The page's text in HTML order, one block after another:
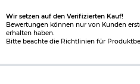
Wir setzen auf den Verifizierten Kauf!
Bewertungen können nur von Kunden
erhalten haben.
Bitte beachte die Richtlinien für